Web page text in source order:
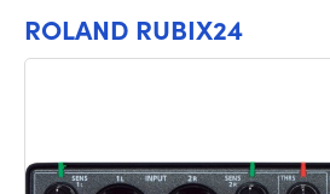
ROLAND RUBIX24